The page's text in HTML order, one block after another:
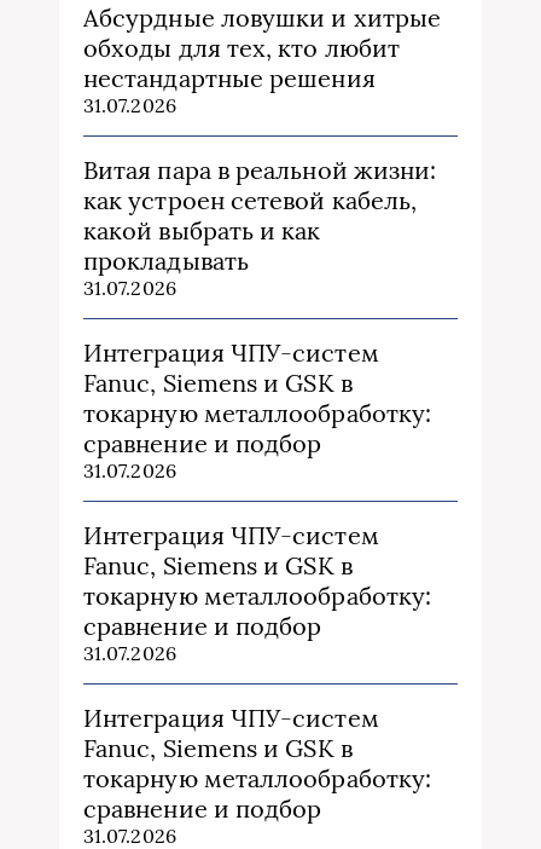
Абсурдные ловушки и хитрые
обходы для тех, кто любит
нестандартные решения
31.07.2026
Витая пара в реальной жизни:
как устроен сетевой кабель,
какой выбрать и как
прокладывать
31.07.2026
Интеграция ЧПУ-систем
Fanuc, Siemens и GSK в
токарную металлообработку:
сравнение и подбор
31.07.2026
Интеграция ЧПУ-систем
Fanuc, Siemens и GSK в
токарную металлообработку:
сравнение и подбор
31.07.2026
Интеграция ЧПУ-систем
Fanuc, Siemens и GSK в
токарную металлообработку:
сравнение и подбор
31.07.2026